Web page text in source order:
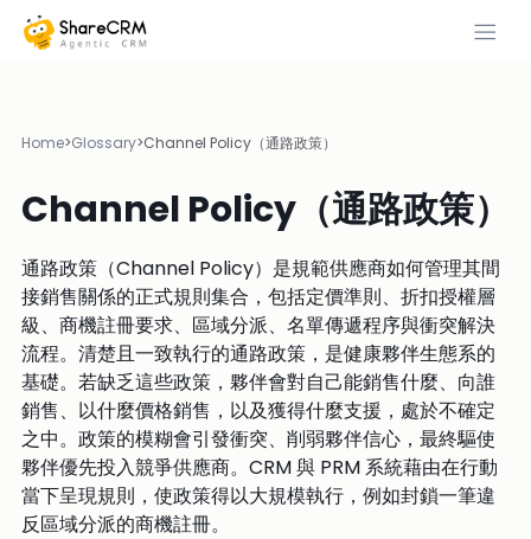
Home>Glossary>Channel Policy（通路政策）
Channel Policy（通路政策）
通路政策（Channel Policy）是規範供應商如何管理其間
接銷售關係的正式規則集合，包括定價準則、折扣授權層
級、商機註冊要求、區域分派、名單傳遞程序與衝突解決
流程。清楚且一致執行的通路政策，是健康夥伴生態系的
基礎。若缺乏這些政策，夥伴會對自己能銷售什麼、向誰
銷售、以什麼價格銷售，以及獲得什麼支援，處於不確定
之中。政策的模糊會引發衝突、削弱夥伴信心，最終驅使
夥伴優先投入競爭供應商。CRM 與 PRM 系統藉由在行動
當下呈現規則，使政策得以大規模執行，例如封鎖一筆違
反區域分派的商機註冊。